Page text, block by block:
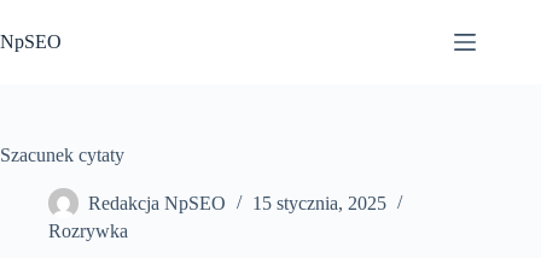
do
treści
NpSEO
Szacunek cytaty
Redakcja NpSEO
15 stycznia, 2025
Rozrywka